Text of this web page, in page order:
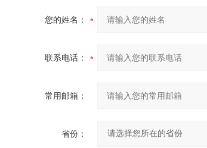
您的姓名：
联系电话：
常用邮箱：
省份：